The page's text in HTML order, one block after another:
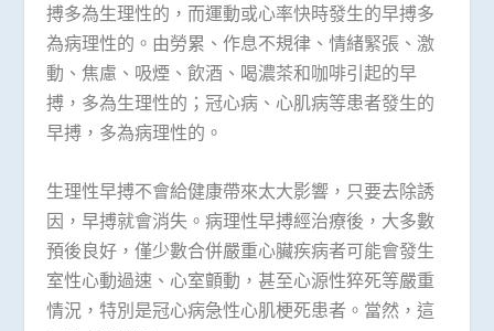
搏多為生理性的，而運動或心率快時發生的早搏多
為病理性的。由勞累、作息不規律、情緒緊張、激
動、焦慮、吸煙、飲酒、喝濃茶和咖啡引起的早
搏，多為生理性的；冠心病、心肌病等患者發生的
早搏，多為病理性的。
生理性早搏不會給健康帶來太大影響，只要去除誘
因，早搏就會消失。病理性早搏經治療後，大多數
預後良好，僅少數合併嚴重心臟疾病者可能會發生
室性心動過速、心室顫動，甚至心源性猝死等嚴重
情況，特別是冠心病急性心肌梗死患者。當然，這